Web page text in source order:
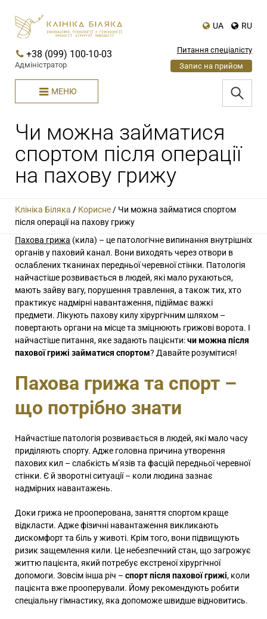
UA RU
+38 (099) 100-10-03
Адміністратор
Питання спеціалісту
Запис на прийом
МЕНЮ
Чи можна займатися
спортом після операції
на пахову грижу
Клініка Біляка / Корисне/ Чи можна займатися спортом
після операції на пахову грижу
Пахова грижа (кила) – це патологічне випинання внутрішніх
органів у паховий канал. Вони виходять через отвори в
ослаблених тканинах передньої черевної стінки. Патологія
найчастіше розвивається в людей, які мало рухаються,
мають зайву вагу, порушення травлення, а також тих, хто
практикує надмірні навантаження, підіймає важкі
предмети. Лікують пахову килу хірургічним шляхом –
повертають органи на місце та зміцнюють грижові ворота. І
найчастіше питання, яке задають пацієнти:чи можна після
пахової грижі займатися спортом? Давайте розумітися!
Пахова грижа та спорт –
що потрібно знати
Найчастіше патологія розвивається в людей, які мало часу
приділяють спорту. Адже головна причина утворення
пахових кил – слабкість м’язів та фасцій передньої черевної
стінки. Є й зворотні ситуації – коли людина зазнає
надмірних навантажень.
Доки грижа не прооперована, заняття спортом краще
відкласти. Адже фізичні навантаження викликають
дискомфорт та біль у животі. Крім того, вони підвищують
ризик защемлення кили. Це небезпечний стан, що загрожує
життю пацієнта, який потребує екстреної хірургічної
допомоги. Зовсім інша річ – спорт після пахової грижі, коли
пацієнта вже прооперували. Йому рекомендують робити
спеціальну гімнастику, яка допоможе швидше відновитись.